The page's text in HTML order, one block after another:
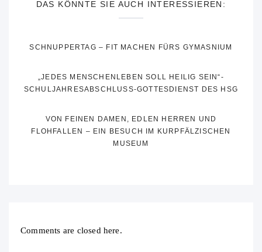
DAS KÖNNTE SIE AUCH INTERESSIEREN:
SCHNUPPERTAG – FIT MACHEN FÜRS GYMASNIUM
„JEDES MENSCHENLEBEN SOLL HEILIG SEIN“-
SCHULJAHRESABSCHLUSS-GOTTESDIENST DES HSG
VON FEINEN DAMEN, EDLEN HERREN UND
FLOHFALLEN – EIN BESUCH IM KURPFÄLZISCHEN
MUSEUM
Comments are closed here.